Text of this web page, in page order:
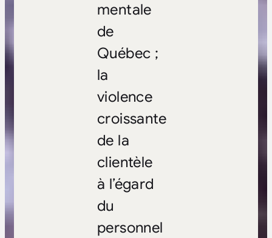
mentale
de
Québec ;
la
violence
croissante
de la
clientèle
à l’égard
du
personnel